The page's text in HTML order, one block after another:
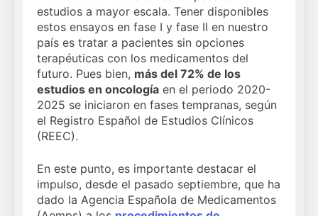
estudios a mayor escala. Tener disponibles
estos ensayos en fase I y fase II en nuestro
país es tratar a pacientes sin opciones
terapéuticas con los medicamentos del
futuro. Pues bien, más del 72% de los
estudios en oncología en el periodo 2020-
2025 se iniciaron en fases tempranas, según
el Registro Español de Estudios Clínicos
(REEC).
En este punto, es importante destacar el
impulso, desde el pasado septiembre, que ha
dado la Agencia Española de Medicamentos